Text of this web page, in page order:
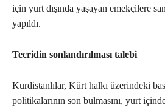
için yurt dışında yaşayan emekçilere
yapıldı.
Tecridin sonlandırılması talebi
Kurdistanlılar, Kürt halkı üzerindeki
politikalarının son bulmasını, yurt